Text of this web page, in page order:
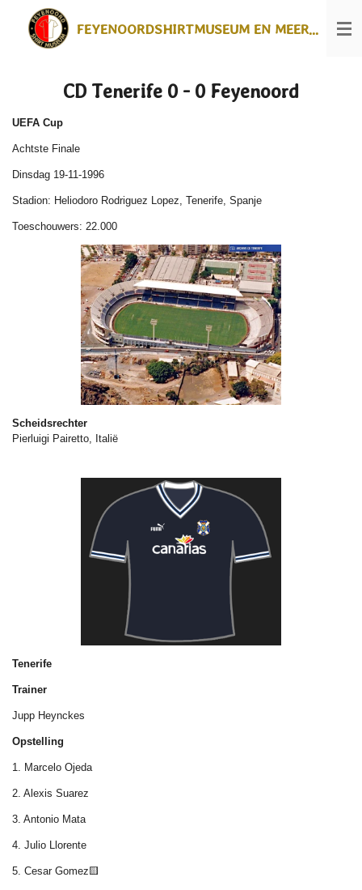
direct
FEYENOORDSHIRTMUSEUM EN MEER...
CD Tenerife 0 - 0 Feyenoord
UEFA Cup
Achtste Finale
Dinsdag 19-11-1996
Stadion: Heliodoro Rodriguez Lopez, Tenerife, Spanje
Toeschouwers: 22.000
Scheidsrechter
Pierluigi Pairetto, Italië
Tenerife
Trainer
Jupp Heynckes
Opstelling
1. Marcelo Ojeda
2. Alexis Suarez
3. Antonio Mata
4. Julio Llorente
5. Cesar Gomez🟨